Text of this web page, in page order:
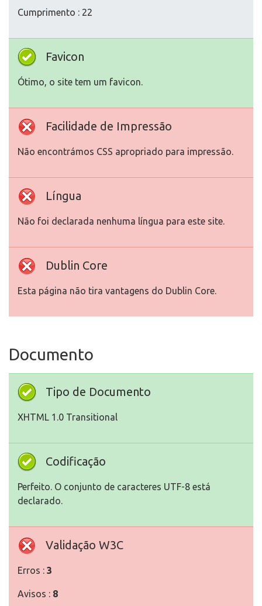
Cumprimento : 22
Favicon
Ótimo, o site tem um favicon.
Facilidade de Impressão
Não encontrámos CSS apropriado para impressão.
Língua
Não foi declarada nenhuma língua para este site.
Dublin Core
Esta página não tira vantagens do Dublin Core.
Documento
Tipo de Documento
XHTML 1.0 Transitional
Codificação
Perfeito. O conjunto de caracteres UTF-8 está
declarado.
Validação W3C
Erros : 3
Avisos : 8